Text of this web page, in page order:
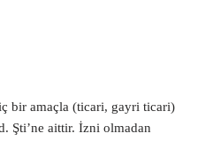
bir amaçla (ticari, gayri ticari)
Şti’ne aittir. İzni olmadan